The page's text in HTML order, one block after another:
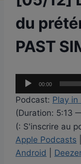
du
PAST
e
c
t
e
u
r
00:00
Podcast: Play
(Duration: 5:13
(: S'inscrire au
Apple Podcasts
Android